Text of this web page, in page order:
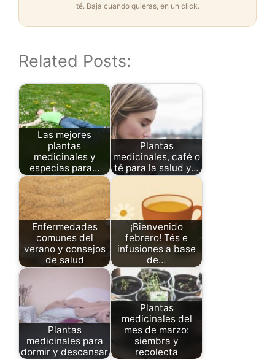
té. Baja cuando quieras, en un click.
Related Posts:
Las mejores
plantas
medicinales y
especias para…
Plantas
medicinales, café o
té para la salud y…
Enfermedades
comunes del
verano y consejos
de salud
¡Bienvenido
febrero! Tés e
infusiones a base
de…
Plantas
medicinales para
dormir y descansar
Plantas
medicinales del
mes de marzo:
siembra y
recolecta